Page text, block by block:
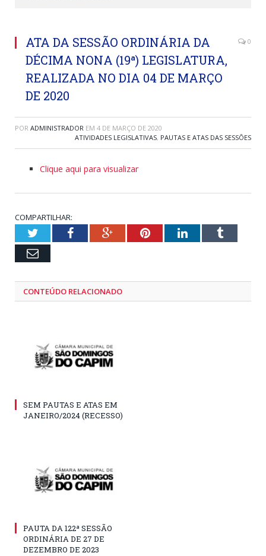
ATA DA SESSÃO ORDINÁRIA DA
DÉCIMA NONA (19ª) LEGISLATURA,
REALIZADA NO DIA 04 DE MARÇO
DE 2020
0
POR ADMINISTRADOR EM 4 DE MARÇO DE 2020
ATIVIDADES LEGISLATIVAS, PAUTAS E ATAS DAS SESSÕES
Clique aqui para visualizar
COMPARTILHAR:
TwitterFacebookGoogle+PinterestLinkedInTumblr
Email
CONTEÚDO RELACIONADO
SEM PAUTAS E ATAS EM
JANEIRO/2024 (RECESSO)
PAUTA DA 122ª SESSÃO
ORDINÁRIA DE 27 DE
DEZEMBRO DE 2023